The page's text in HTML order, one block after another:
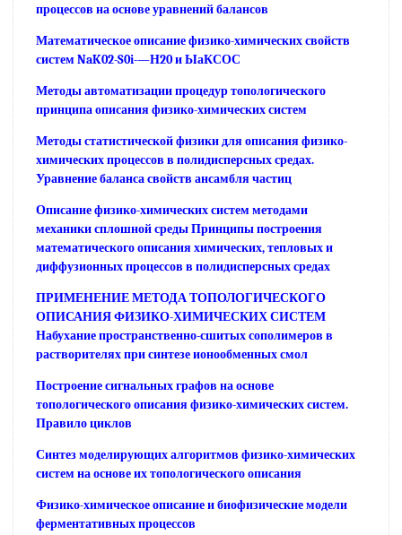
процессов на основе уравнений балансов
Математическое описание физико-химических свойств
систем NaK02-S0i-—Н20 и ЫаКСОС
Методы автоматизации процедур топологического
принципа описания физико-химических систем
Методы статистической физики для описания физико-
химических процессов в полидисперсных средах.
Уравнение баланса свойств ансамбля частиц
Описание физико-химических систем методами
механики сплошной среды Принципы построения
математического описания химических, тепловых и
диффузионных процессов в полидисперсных средах
ПРИМЕНЕНИЕ МЕТОДА ТОПОЛОГИЧЕСКОГО
ОПИСАНИЯ ФИЗИКО-ХИМИЧЕСКИХ СИСТЕМ
Набухание пространственно-сшитых сополимеров в
растворителях при синтезе ионообменных смол
Построение сигнальных графов на основе
топологического описания физико-химических систем.
Правило циклов
Синтез моделирующих алгоритмов физико-химических
систем на основе их топологического описания
Физико-химическое описание и биофизические модели
ферментативных процессов